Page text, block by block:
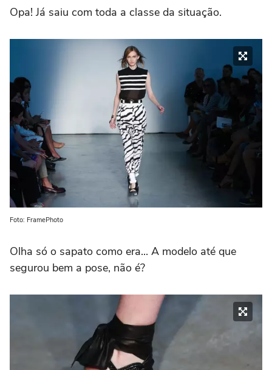
Opa! Já saiu com toda a classe da situação.
Foto: FramePhoto
Olha só o sapato como era... A modelo até que
segurou bem a pose, não é?